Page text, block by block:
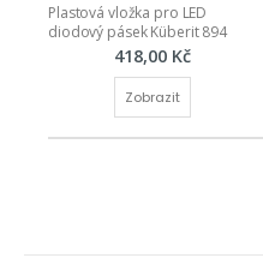
Plastová vložka pro LED
diodový pásek Küberit 894
418,00 Kč
Zobrazit